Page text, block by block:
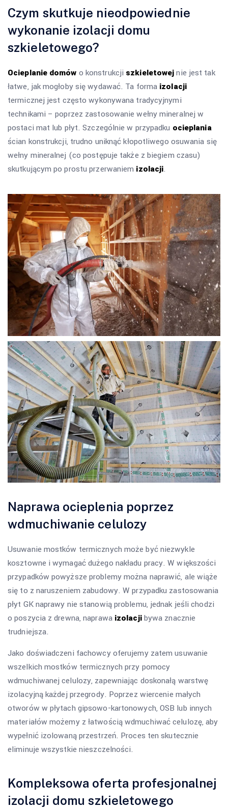
Czym skutkuje nieodpowiednie
wykonanie izolacji domu
szkieletowego?
Ocieplanie domów o konstrukcji szkieletowejnie jest tak
łatwe, jak mogłoby się wydawać. Ta forma izolacji
termicznej jest często wykonywana tradycyjnymi
technikami – poprzez zastosowanie wełny mineralnej w
postaci mat lub płyt. Szczególnie w przypadku ocieplania
ścian konstrukcji, trudno uniknąć kłopotliwego osuwania się
wełny mineralnej (co postępuje także z biegiem czasu)
skutkującym po prostu przerwaniem izolacji.
Naprawa ocieplenia poprzez
wdmuchiwanie celulozy
Usuwanie mostków termicznych może być niezwykle
kosztowne i wymagać dużego nakładu pracy. W większości
przypadków powyższe problemy można naprawić, ale wiąże
się to z naruszeniem zabudowy. W przypadku zastosowania
płyt GK naprawy nie stanowią problemu, jednak jeśli chodzi
o poszycia z drewna, naprawa izolacjibywa znacznie
trudniejsza.
Jako doświadczeni fachowcy oferujemy zatem usuwanie
wszelkich mostków termicznych przy pomocy
wdmuchiwanej celulozy, zapewniając doskonałą warstwę
izolacyjną każdej przegrody. Poprzez wiercenie małych
otworów w płytach gipsowo-kartonowych, OSB lub innych
materiałów możemy z łatwością wdmuchiwać celulozę, aby
wypełnić izolowaną przestrzeń. Proces ten skutecznie
eliminuje wszystkie nieszczelności.
Kompleksowa oferta profesjonalnej
izolacji domu szkieletowego